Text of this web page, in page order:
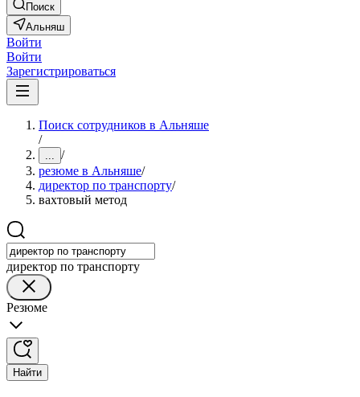
Поиск
Альняш
Войти
Войти
Зарегистрироваться
Поиск сотрудников в Альняше
/
... /
резюме в Альняше/
директор по транспорту/
вахтовый метод
директор по транспорту
Резюме
Найти